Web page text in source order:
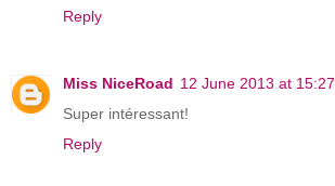
Reply
Miss NiceRoad 12 June 2013 at 15:27
Super intéressant!
Reply